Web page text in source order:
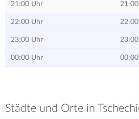
21:00 Uhr
22:00 Uhr
23:00 Uhr
00:00 Uhr
Städte und Orte in